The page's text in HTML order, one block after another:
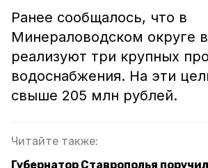
Ранее сообщалось, что в
Минераловодском округе
реализуют три крупных
водоснабжения. На эти
свыше 205 млн рублей.
Читайте также:
Губернатор Ставрополья